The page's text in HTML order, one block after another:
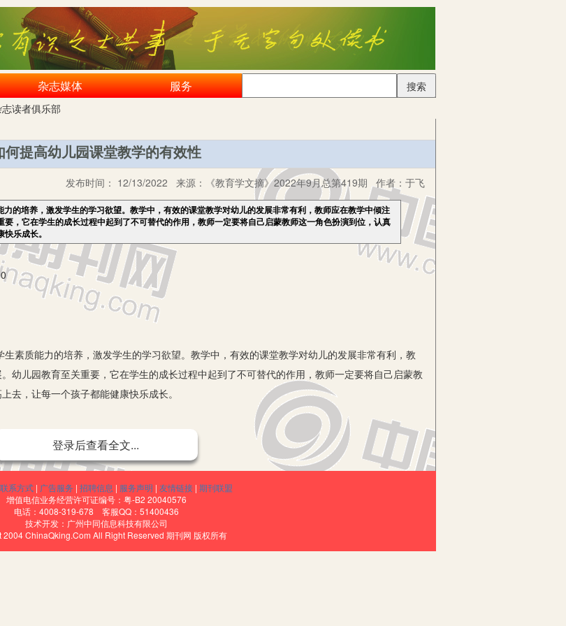
杂志媒体 服务
搜索
读者俱乐部
何提高幼儿园课堂教学的有效性
发布时间： 12/13/2022 来源： 《教育学文摘》2022年9月总第419期 作者： 于飞
的培养，激发学生的学习欲望。教学中，有效的课堂教学对幼儿的发展非常有利，教师应在教学中倾注
，它在学生的成长过程中起到了不可替代的作用，教师一定要将自己启蒙教师这一角色扮演到位，认真
乐成长。
质能力的培养，激发学生的学习欲望。教学中，有效的课堂教学对幼儿的发展非常有利，教
幼儿园教育至关重要，它在学生的成长过程中起到了不可替代的作用，教师一定要将自己启蒙教
去，让每一个孩子都能健康快乐成长。
登录后查看全文...
联系方式 | 广告服务 | 招聘信息 | 服务声明 | 友情链接 | 期刊联盟
增值电信业务经营许可证编号：粤-B2 20040576
电话：4008-319-678 客服QQ：51400436
技术开发：广州中同信息科技有限公司
2004 ChinaQking.Com All Right Reserved 期刊网 版权所有